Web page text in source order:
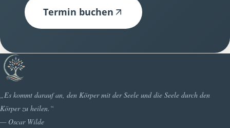
Termin buchen
„Es kommt darauf an, den Körper mit der Seele und die Seele durch den
Körper zu heilen.“
— Oscar Wilde